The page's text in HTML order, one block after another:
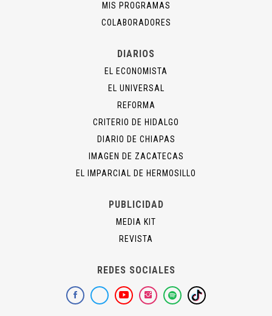
MIS PROGRAMAS
COLABORADORES
DIARIOS
EL ECONOMISTA
EL UNIVERSAL
REFORMA
CRITERIO DE HIDALGO
DIARIO DE CHIAPAS
IMAGEN DE ZACATECAS
EL IMPARCIAL DE HERMOSILLO
PUBLICIDAD
MEDIA KIT
REVISTA
REDES SOCIALES